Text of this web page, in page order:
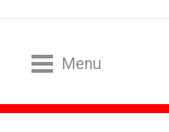
Menu